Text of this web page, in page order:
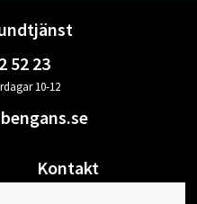
52 23
10-12
Kontakt